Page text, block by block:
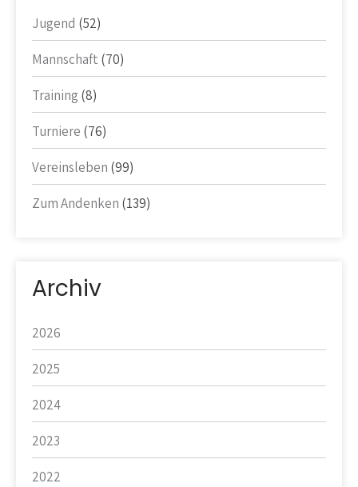
Jugend (52)
Mannschaft (70)
Training (8)
Turniere (76)
Vereinsleben (99)
Zum Andenken (139)
Archiv
2026
2025
2024
2023
2022